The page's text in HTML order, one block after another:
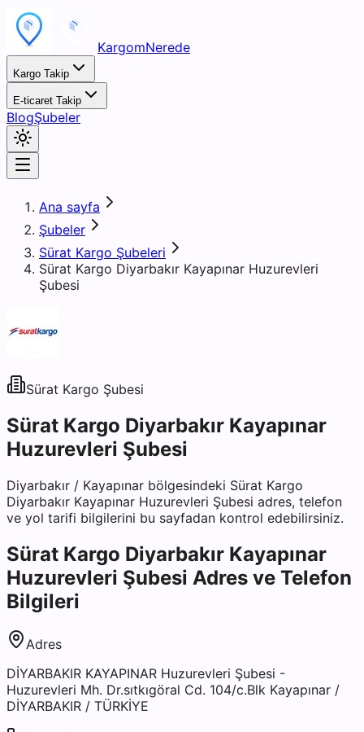
KargomNerede
Kargo Takip
E-ticaret Takip
BlogŞubeler
Ana sayfa
Şubeler
Sürat Kargo Şubeleri
Sürat Kargo Diyarbakır Kayapınar Huzurevleri
Şubesi
Sürat Kargo Şubesi
Sürat Kargo Diyarbakır Kayapınar
Huzurevleri Şubesi
Diyarbakır / Kayapınar bölgesindeki Sürat Kargo
Diyarbakır Kayapınar Huzurevleri Şubesi adres, telefon
ve yol tarifi bilgilerini bu sayfadan kontrol edebilirsiniz.
Sürat Kargo Diyarbakır Kayapınar
Huzurevleri Şubesi Adres ve Telefon
Bilgileri
Adres
DİYARBAKIR KAYAPINAR Huzurevleri Şubesi -
Huzurevleri Mh. Dr.sıtkıgöral Cd. 104/c.Blk Kayapınar /
DİYARBAKIR / TÜRKİYE